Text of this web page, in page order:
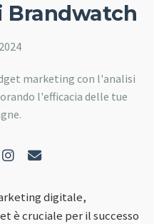
Brandwatch
marketing con l'analisi
l'efficacia delle tue
digitale,
è cruciale per il successo